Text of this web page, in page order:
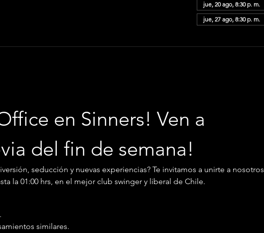
jue, 20 ago, 8:30 p. m.
jue, 27 ago, 8:30 p. m.
en Sinners! Ven a
del fin de semana!
seducción y nuevas experiencias? Te invitamos a unirte a nosotros
la 01:00 hrs, en el mejor club swinger y liberal de Chile.
similares.